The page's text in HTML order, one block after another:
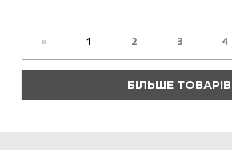
БІЛЬШЕ ТОВАРІВ
« 1 2 3 4